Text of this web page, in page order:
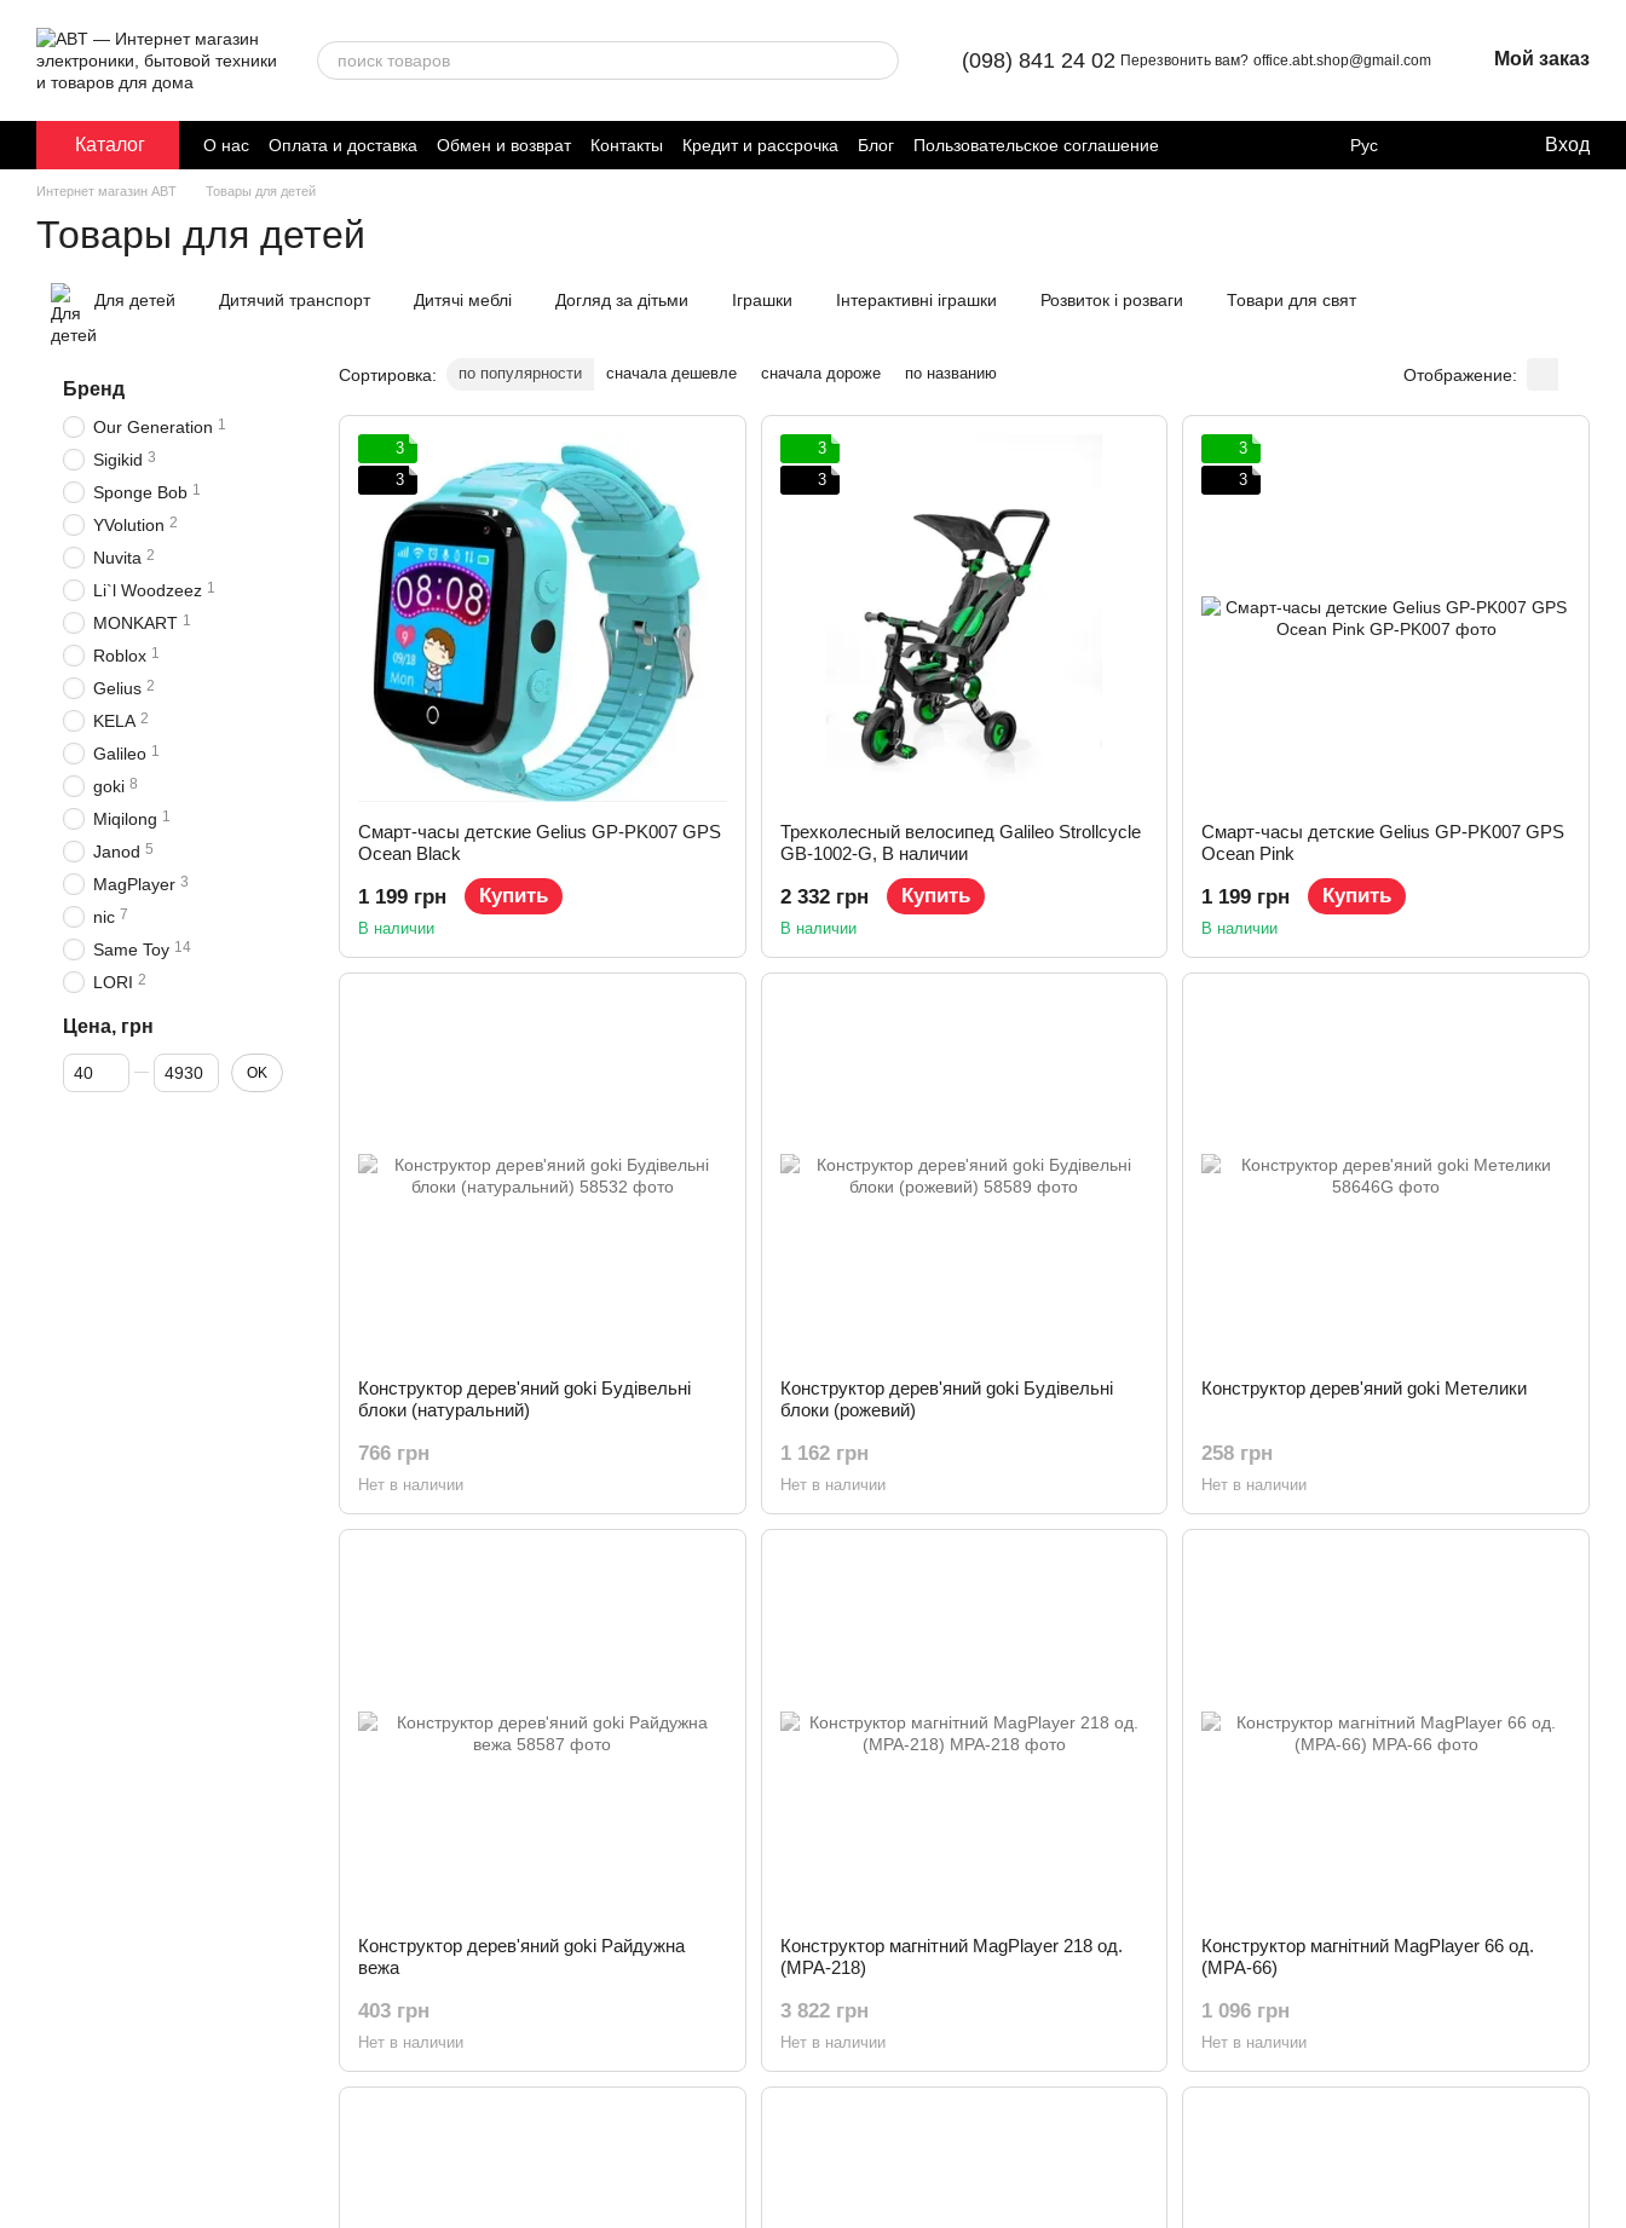
(098) 841 24 02 Перезвонить вам? office.abt.shop@gmail.com Мой заказ
Каталог О нас Оплата и доставка Обмен и возврат Контакты Кредит и рассрочка Блог
Пользовательское соглашение
Договор публичной оферты
Рус Вход
Интернет магазин ABT Товары для детей
Товары для детей
Для детей Дитячий транспорт Дитячі меблі Догляд за дітьми Іграшки Інтерактивні іграшки Розвиток і розваги Товари для свят
Сортировка: по популярности сначала дешевле сначала дороже по названию Отображение:
3
3
Смарт-часы детские Gelius GP-PK007 GPS
Ocean Black
1 199 грн Купить
В наличии
3
3
Трехколесный велосипед Galileo Strollcycle
GB-1002-G, В наличии
2 332 грн Купить
В наличии
3
3
Смарт-часы детские Gelius GP-PK007 GPS
Ocean Pink
1 199 грн Купить
В наличии
Конструктор дерев'яний goki Будівельні
блоки (натуральний)
766 грн
Нет в наличии
Конструктор дерев'яний goki Будівельні
блоки (рожевий)
1 162 грн
Нет в наличии
Конструктор дерев'яний goki Метелики
258 грн
Нет в наличии
Конструктор дерев'яний goki Райдужна
вежа
403 грн
Нет в наличии
Конструктор магнітний MagPlayer 218 од.
(MPA-218)
3 822 грн
Нет в наличии
Конструктор магнітний MagPlayer 66 од.
(MPA-66)
1 096 грн
Нет в наличии
Бренд
Our Generation 1
Sigikid 3
Sponge Bob 1
YVolution 2
Nuvita 2
Li`l Woodzeez 1
MONKART 1
Roblox 1
Gelius 2
KELA 2
Galileo 1
goki 8
Miqilong 1
Janod 5
MagPlayer 3
nic 7
Same Toy 14
LORI 2
Цена, грн
От Цена, грн
До Цена, грн OK